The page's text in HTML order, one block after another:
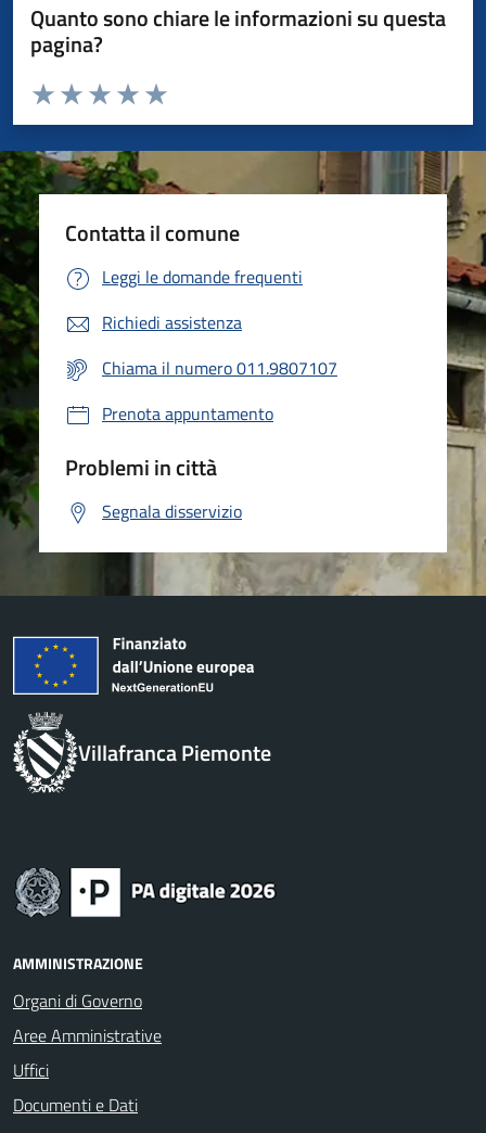
Quanto sono chiare le informazioni su questa
pagina?
Valuta da 1 a 5 stelle la pagina
Valuta 5 stelle su 5
Valuta 4 stelle su 5
Valuta 3 stelle su 5
Valuta 2 stelle su 5
Valuta 1 stelle su 5
Contatta il comune
Leggi le domande frequenti
Richiedi assistenza
Chiama il numero 011.9807107
Prenota appuntamento
Problemi in città
Segnala disservizio
Villafranca Piemonte
AMMINISTRAZIONE
Organi di Governo
Aree Amministrative
Uffici
Documenti e Dati